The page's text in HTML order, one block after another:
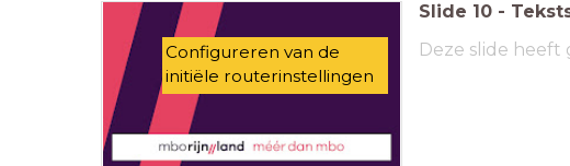
Configureren van de
initiële routerinstellingen
Slide 10 -
Deze slide heeft